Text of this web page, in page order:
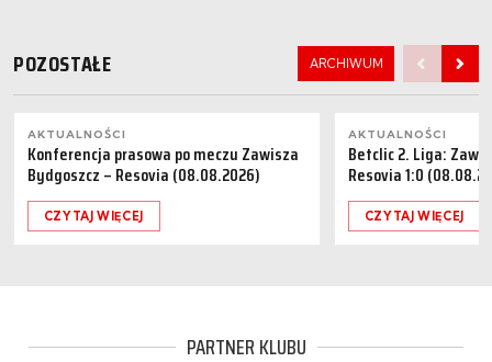
POZOSTAŁE ARCHIWUM
AKTUALNOŚCI
Konferencja prasowa po meczu Zawisza
Bydgoszcz – Resovia (08.08.2026)
CZYTAJ WIĘCEJ
AKTUALNOŚCI
Betclic 2. Liga:
Resovia 1:0
CZYTAJ WIĘCEJ
PARTNER KLUBU